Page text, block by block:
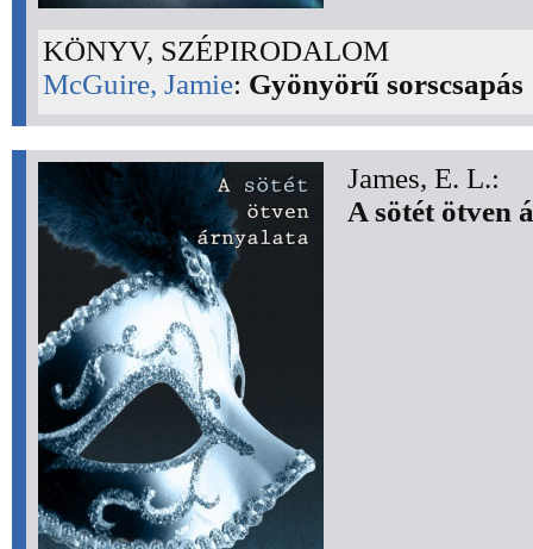
KÖNYV, SZÉPIRODALOM
McGuire, Jamie: Gyönyörű sorscsapás
James, E. L.:
A sötét ötven